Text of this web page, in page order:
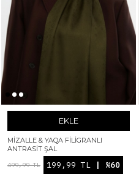
EKLE
MIZALLE & YAQA FILIGRANLI
ANTRASIT ŞAL
499,99 TL 199,99 TL | %60